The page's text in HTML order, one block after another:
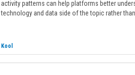
activity patterns can help platforms better
technology and data side of the topic rather
Kool